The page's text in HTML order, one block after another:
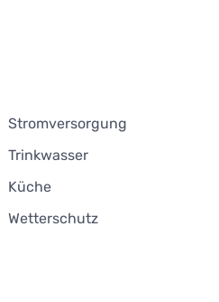
Stromversorgung
Trinkwasser
Küche
Wetterschutz